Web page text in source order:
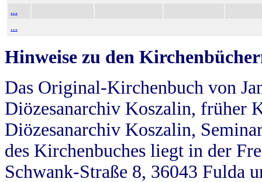
...
...
Hinweise zu den
Das Original-Kirchenbuch von
Diözesanarchiv Koszalin, früher
Diözesanarchiv Koszalin,
des Kirchenbuches liegt in der
Schwank-Straße 8, 36043 Fulda